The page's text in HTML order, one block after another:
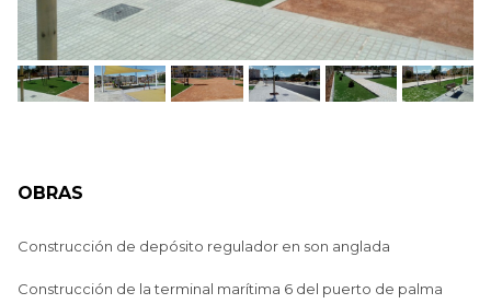
OBRAS
Construcción de depósito regulador en son anglada
Construcción de la terminal marítima 6 del puerto de palma